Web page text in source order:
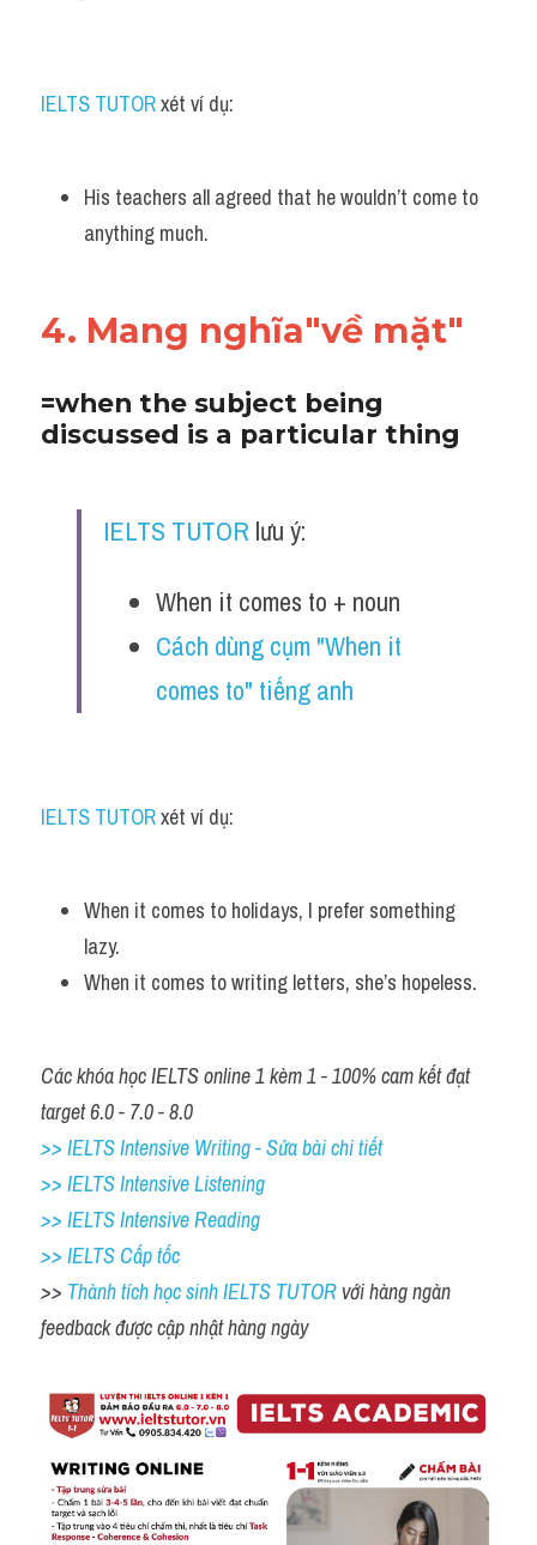
IELTS TUTOR xét ví dụ:
His teachers all agreed that he wouldn’t come to
anything much.
4. Mang nghĩa"về mặt"
=when the subject being
discussed is a particular thing
IELTS TUTOR lưu ý:
When it comes to + noun
Cách dùng cụm "When it
comes to" tiếng anh
IELTS TUTOR xét ví dụ:
When it comes to holidays, I prefer something
lazy.
When it comes to writing letters, she’s hopeless.
Các khóa học IELTS online 1 kèm 1 - 100% cam kết đạt
target 6.0 - 7.0 - 8.0
>> IELTS Intensive Writing - Sửa bài chi tiết
>> IELTS Intensive Listening
>> IELTS Intensive Reading
>> IELTS Cấp tốc
>> Thành tích học sinh IELTS TUTOR với hàng ngàn
feedback được cập nhật hàng ngày